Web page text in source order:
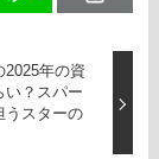
2025年の資
い？スパー
うスターの